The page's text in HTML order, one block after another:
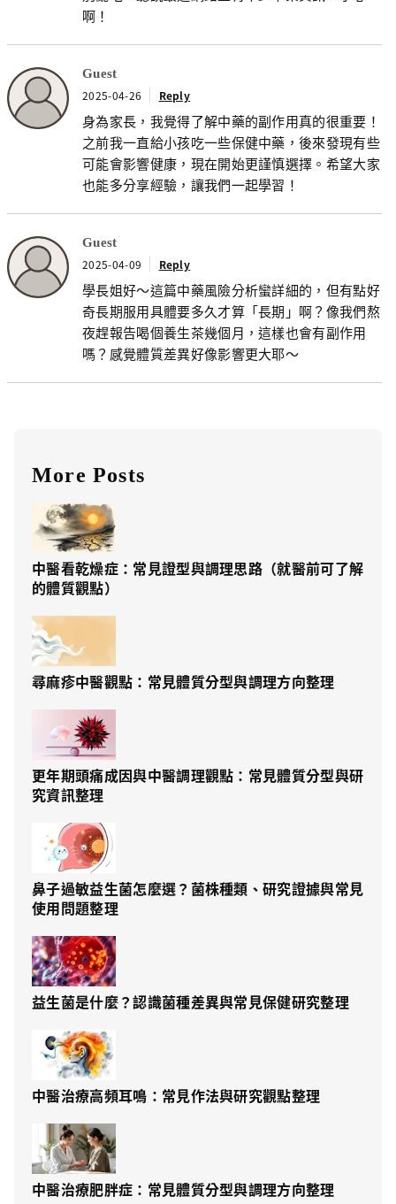
啊！
Guest
2025-04-26 Reply
身為家長，我覺得了解中藥的副作用真的很重要！
之前我一直給小孩吃一些保健中藥，後來發現有些
可能會影響健康，現在開始更謹慎選擇。希望大家
也能多分享經驗，讓我們一起學習！
Guest
2025-04-09 Reply
學長姐好～這篇中藥風險分析蠻詳細的，但有點好
奇長期服用具體要多久才算「長期」啊？像我們熬
夜趕報告喝個養生茶幾個月，這樣也會有副作用
嗎？感覺體質差異好像影響更大耶～
More Posts
中醫看乾燥症：常見證型與調理思路（就醫前可了解
的體質觀點）
尋麻疹中醫觀點：常見體質分型與調理方向整理
更年期頭痛成因與中醫調理觀點：常見體質分型與研
究資訊整理
鼻子過敏益生菌怎麼選？菌株種類、研究證據與常見
使用問題整理
益生菌是什麼？認識菌種差異與常見保健研究整理
中醫治療高頻耳鳴：常見作法與研究觀點整理
中醫治療肥胖症：常見體質分型與調理方向整理